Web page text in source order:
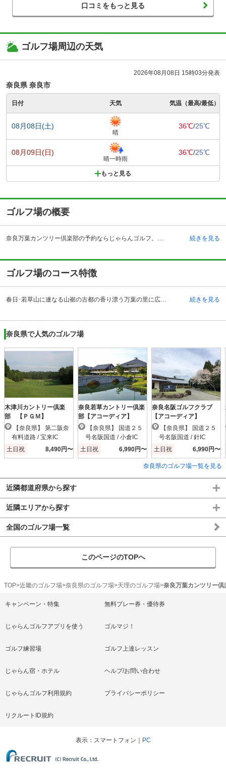
口コミをもっと見る
ゴルフ場周辺の天気
2026年08月08日 15時03分発表
奈良県 奈良市
日付 天気 気温（最高/最低）
08月08日(土)
晴
36℃/25℃
08月09日(日)
晴一時雨
36℃/25℃
もっと見る
ゴルフ場の概要
奈良万葉カンツリー倶楽部の予約ならじゃらんゴルフ。カートの有無や利用税、キャンセル料、ナイター設備、駐車場などのコース情報はもちろん、口コミ、フォトギャラリーなどコースの難易度や攻略に役立つ情報充実、予約する度にポイントが貯まるのでお得にゴルフをお楽しみ頂けます。 奈良県奈良市の奈良万葉カンツリー倶楽部は、郡山インターチェンジから車で約21分、奈良駅からタクシーで約15分の場所にあるゴルフ場です。奈良市の中心部からも絶好のアクセスを誇ることから奈良県内はもちろん、近隣の関西地方からも多くのゴルファーが訪れます。奈良という悠久の里にあるゴルフ場として、上質なゴルフの時間を与えてくれます。設計は名匠とうたわれる上田治氏による風格のある造り。1967年の開場から長い歴史を誇り、メンバーシップを厳格に守り、堂々とした伝統を築いています。デラックスな雰囲気をもつクラブハウスの自慢はレストラン。季節の味わいを楽しめるよう、旬の食材を活かした和洋のメニューを揃えており、会食メニューも用意されています。 続きを見る
ゴルフ場のコース特徴
春日･若草山に連なる山裾の古都の香り漂う万葉の里に広がる本格派な18ホールの丘陵コースです。華やかなゴルフライフを求める方にワンランク上のステージを提供しています。名匠・上田治設計の雄大なコースは、松と山と池が見事な美しい景観としてレイアウトされています。OUTはフラットながら池が多く、緻密な戦略を必要とします。特に8番・9番の2打目の池越えは苦労をさせられます。INはやや起伏があり、トリッキーなつくり。打ち出しに窮屈さを感じさせます。落下地点は広いものの常に頭で計算する戦略的なプレーが求められます。16番は特に長く難しい谷越えのロングホールです。穏やかに広がるフェアウェイはチャレンジングなゴルフ魂を満たしてくれるはずです。 続きを見る
奈良県で人気のゴルフ場
木津川カントリー倶楽
部 【ＰＧＭ】
有料道路 / 宝来IC
土日祝
8,490円〜
奈良若草カントリー倶楽
部【アコーディア】
号名阪国道 / 小倉IC
土日祝
6,990円〜
奈良名阪ゴルフクラブ
【アコーディア】
号名阪国道 / 針IC
土日祝
6,990円〜
奈良県のゴルフ場一覧を見る
近隣都道府県から探す
近隣エリアから探す
全国のゴルフ場一覧
このページのTOPへ
TOP 近畿のゴルフ場 奈良県のゴルフ場 天理のゴルフ場 奈良万葉カンツリー
キャンペーン・特集 無料プレー券・優待券
じゃらんゴルフアプリを使う ゴルマジ！
ゴルフ練習場 ゴルフ上達レッスン
じゃらん宿・ホテル ヘルプ/お問い合わせ
じゃらんゴルフ利用規約 プライバシーポリシー
リクルートID規約
表示 スマートフォン PC